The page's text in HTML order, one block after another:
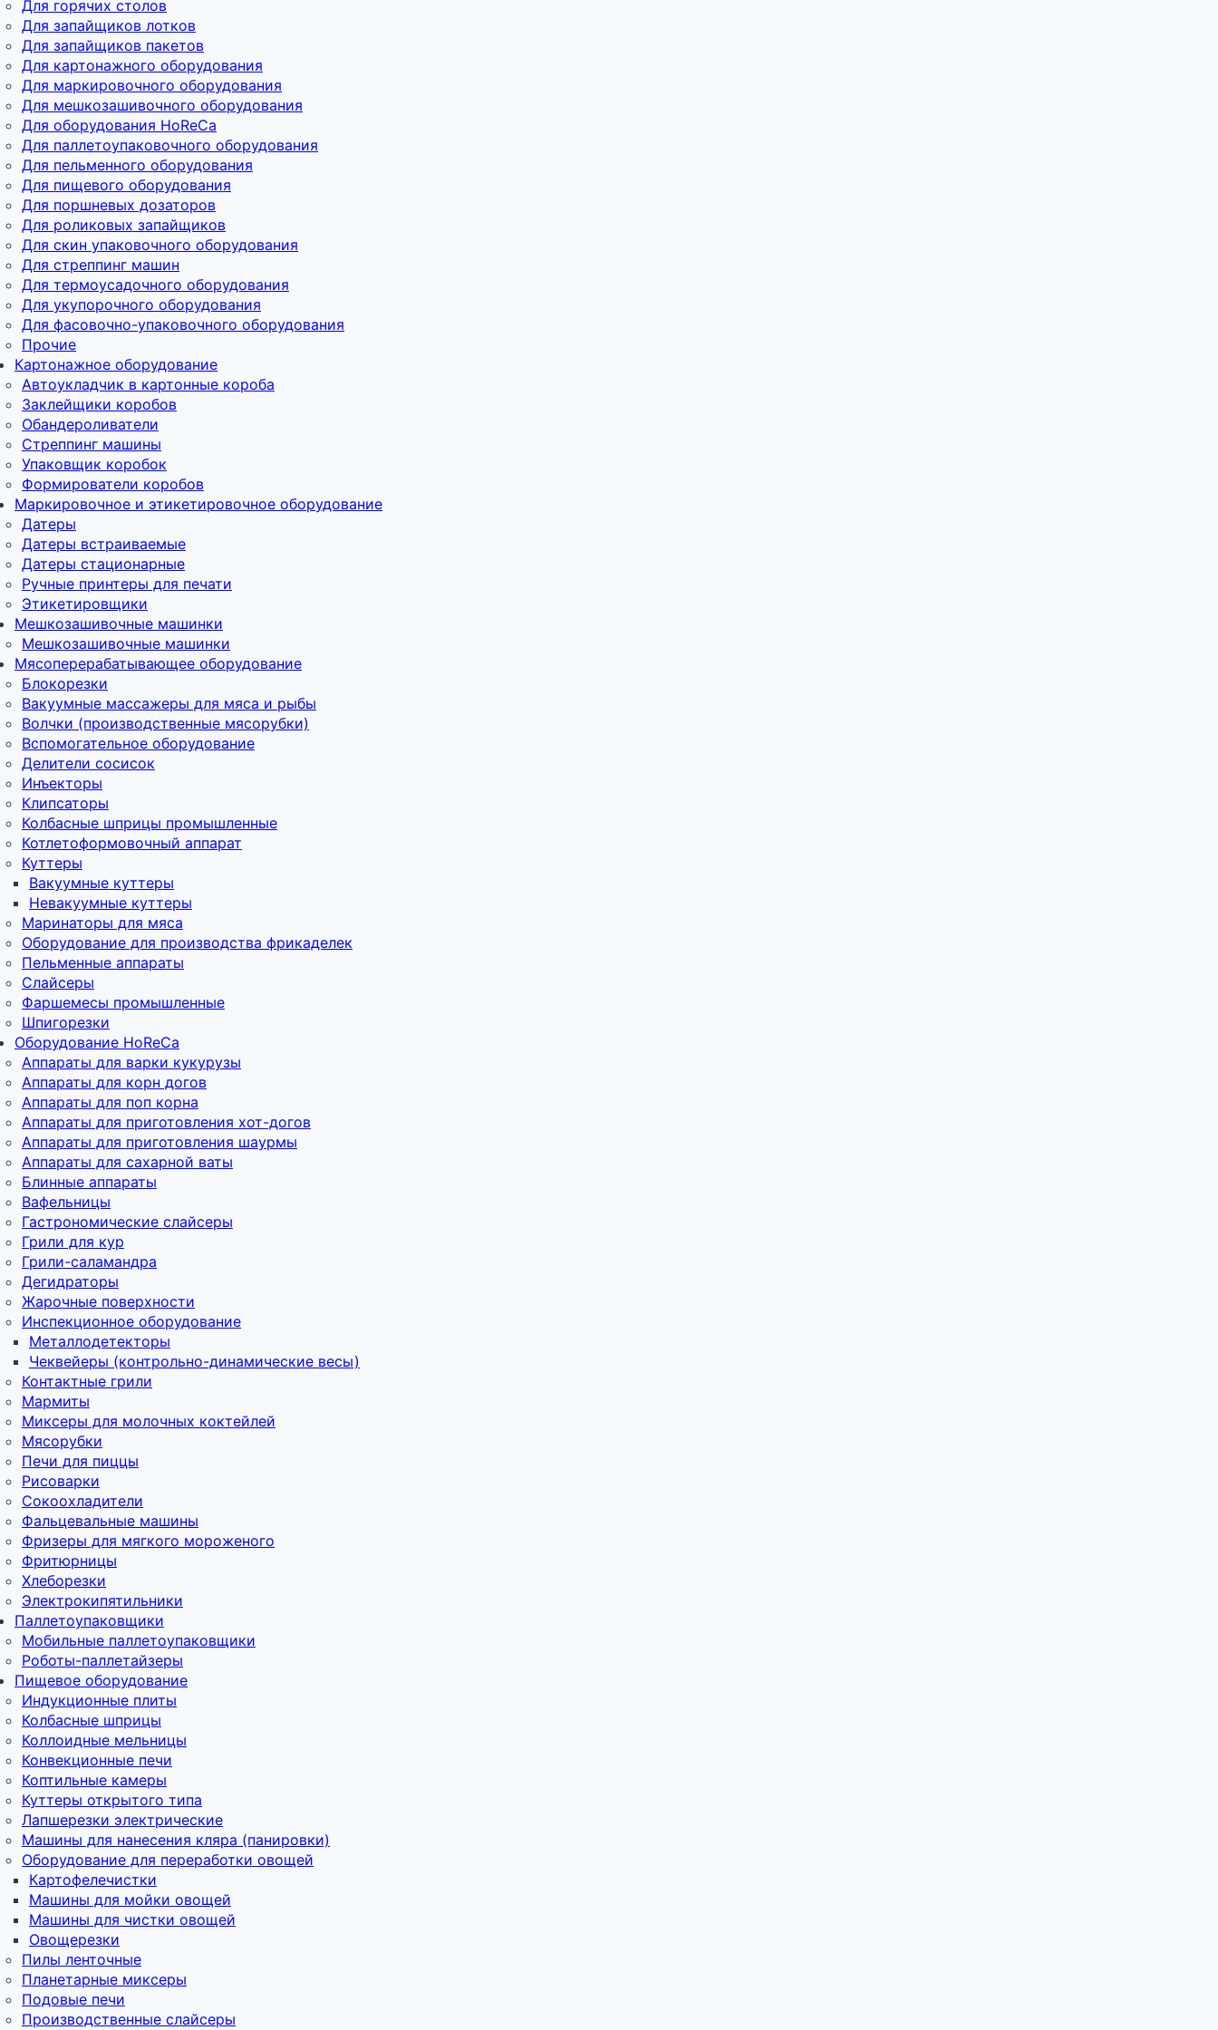
Для горячих столов
Для запайщиков лотков
Для запайщиков пакетов
Для картонажного оборудования
Для маркировочного оборудования
Для мешкозашивочного оборудования
Для оборудования HoReCa
Для паллетоупаковочного оборудования
Для пельменного оборудования
Для пищевого оборудования
Для поршневых дозаторов
Для роликовых запайщиков
Для скин упаковочного оборудования
Для стреппинг машин
Для термоусадочного оборудования
Для укупорочного оборудования
Для фасовочно-упаковочного оборудования
Прочие
Картонажное оборудование
Автоукладчик в картонные короба
Заклейщики коробов
Обандероливатели
Стреппинг машины
Упаковщик коробок
Формирователи коробов
Маркировочное и этикетировочное оборудование
Датеры
Датеры встраиваемые
Датеры стационарные
Ручные принтеры для печати
Этикетировщики
Мешкозашивочные машинки
Мешкозашивочные машинки
Мясоперерабатывающее оборудование
Блокорезки
Вакуумные массажеры для мяса и рыбы
Волчки (производственные мясорубки)
Вспомогательное оборудование
Делители сосисок
Инъекторы
Клипсаторы
Колбасные шприцы промышленные
Котлетоформовочный аппарат
Куттеры
Вакуумные куттеры
Невакуумные куттеры
Маринаторы для мяса
Оборудование для производства фрикаделек
Пельменные аппараты
Слайсеры
Фаршемесы промышленные
Шпигорезки
Оборудование HoReCa
Аппараты для варки кукурузы
Аппараты для корн догов
Аппараты для поп корна
Аппараты для приготовления хот-догов
Аппараты для приготовления шаурмы
Аппараты для сахарной ваты
Блинные аппараты
Вафельницы
Гастрономические слайсеры
Грили для кур
Грили-саламандра
Дегидраторы
Жарочные поверхности
Инспекционное оборудование
Металлодетекторы
Чеквейеры (контрольно-динамические весы)
Контактные грили
Мармиты
Миксеры для молочных коктейлей
Мясорубки
Печи для пиццы
Рисоварки
Сокоохладители
Фальцевальные машины
Фризеры для мягкого мороженого
Фритюрницы
Хлеборезки
Электрокипятильники
Паллетоупаковщики
Мобильные паллетоупаковщики
Роботы-паллетайзеры
Пищевое оборудование
Индукционные плиты
Колбасные шприцы
Коллоидные мельницы
Конвекционные печи
Коптильные камеры
Куттеры открытого типа
Лапшерезки электрические
Машины для нанесения кляра (панировки)
Оборудование для переработки овощей
Картофелечистки
Машины для мойки овощей
Машины для чистки овощей
Овощерезки
Пилы ленточные
Планетарные миксеры
Подовые печи
Производственные слайсеры